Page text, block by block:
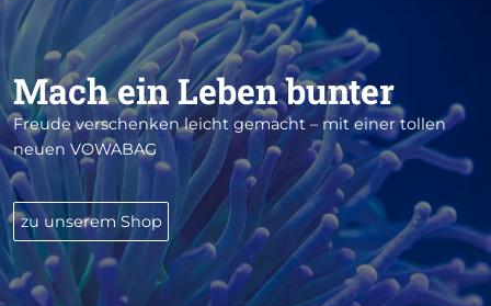
Mach ein Leben bunter
Freude verschenken leicht gemacht – mit einer tollen
neuen VOWABAG
zu unserem Shop